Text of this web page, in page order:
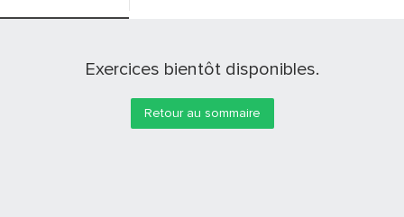
Exercices bientôt disponibles.
Retour au sommaire